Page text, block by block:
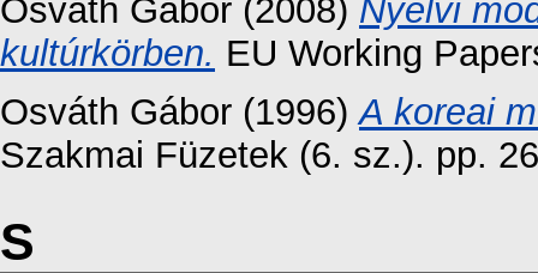
Osváth Gábor (2008) Nyelvi
kultúrkörben. EU Working
Osváth Gábor (1996)A koreai
Szakmai Füzetek (6. sz.). pp.
S